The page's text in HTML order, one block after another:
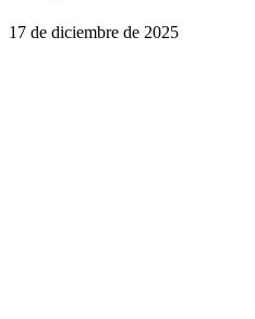
17 de diciembre de 2025